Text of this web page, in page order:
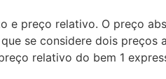
preço relativo. O preço
se considere dois
relativo do bem 1